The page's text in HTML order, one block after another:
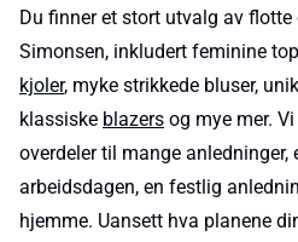
Du finner et stort utvalg av flotte
Simonsen, inkludert feminine
kjoler, myke strikkede bluser,
klassiske blazers og mye mer.
overdeler til mange anledninger,
arbeidsdagen, en festlig
hjemme. Uansett hva planene